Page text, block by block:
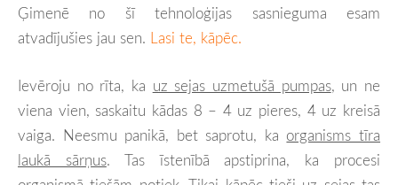
Ģimenē no šī tehnoloģijas sasnieguma esam
atvadījušies jau sen. Lasi te, kāpēc.
Ievēroju no rīta, ka uz sejas uzmetušā pumpas, un ne
viena vien, saskaitu kādas 8 – 4 uz pieres, 4 uz kreisā
vaiga. Neesmu panikā, bet saprotu, ka organisms tīra
laukā sārņus. Tas īstenībā apstiprina, ka procesi